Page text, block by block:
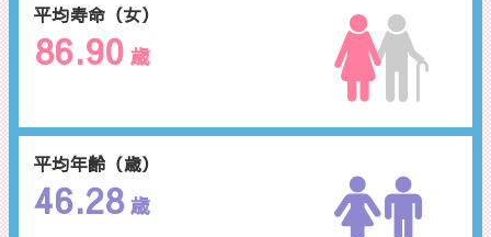
平均年齢（歳）
46.28 歳
平均寿命（女）
86.90 歳